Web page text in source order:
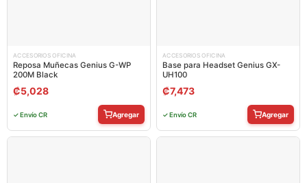
ACCESORIOS OFICINA
Reposa Muñecas Genius G-WP
200M Black
₡5,028
✓ Envío CR Agregar
ACCESORIOS OFICINA
Base para Headset Genius GX-
UH100
₡7,473
✓ Envío CR Agregar